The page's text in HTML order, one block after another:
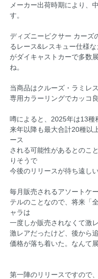
メーカー出荷時期により、
す。
ディズニーピクサー カーズ
るレース&レスキュー仕様
がダイキャストカーで多数
ね。
当商品はクルーズ・ラミレ
専用カラーリングでカッコ
噂によると、2025年は13種
来年以降も最大合計20種以
ース
される可能性があるとのこ
りそうで
今後のリリースが待ち遠しい
毎月販売されるアソートケ
テルのことなので、将来「
ャラは
一度しか販売されなくて激
激レアだったけど、後から
価格が落ち着いた。なんて
第一陣のリリースですので